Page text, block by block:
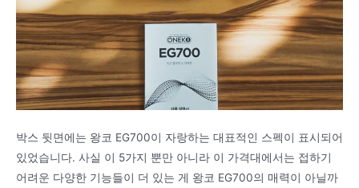
박스 뒷면에는 왕코 EG700이 자랑하는 대표적인 스펙이 표시되어
있었습니다. 사실 이 5가지 뿐만 아니라 이 가격대에서는 접하기
어려운 다양한 기능들이 더 있는 게 왕코 EG700의 매력이 아닐까